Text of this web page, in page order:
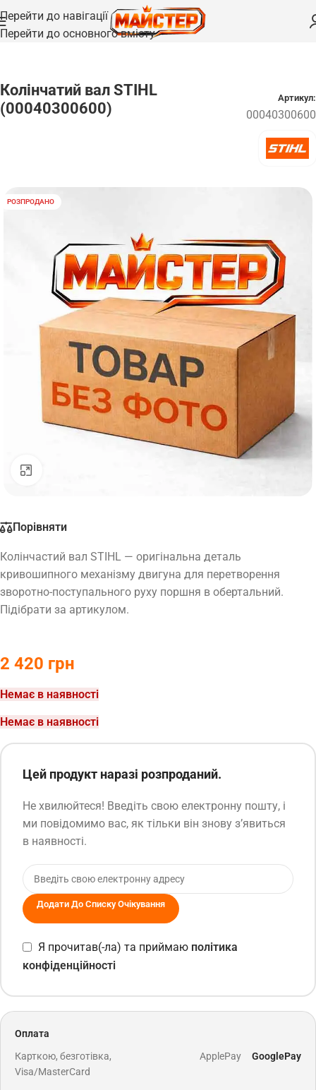
Перейти до навігації
Перейти до основного вмісту
Головна /Запчастини/Вали та осі
Колінчатий вал STIHL
(00040300600)
Артикул:
00040300600
РОЗПРОДАНО
Порівняти
Колінчастий вал STIHL — оригінальна деталь
кривошипного механізму двигуна для перетворення
зворотно-поступального руху поршня в обертальний.
Підібрати за артикулом.
2 420 грн
Немає в наявності
Немає в наявності
Цей продукт наразі розпроданий.
Не хвилюйтеся! Введіть свою електронну пошту, і
ми повідомимо вас, як тільки він знову з’явиться
в наявності.
Додати До Списку Очікування
Я прочитав(-ла) та приймаю політика
конфіденційності
Оплата
Карткою, безготівка,
Visa/MasterCard
ApplePay GooglePay